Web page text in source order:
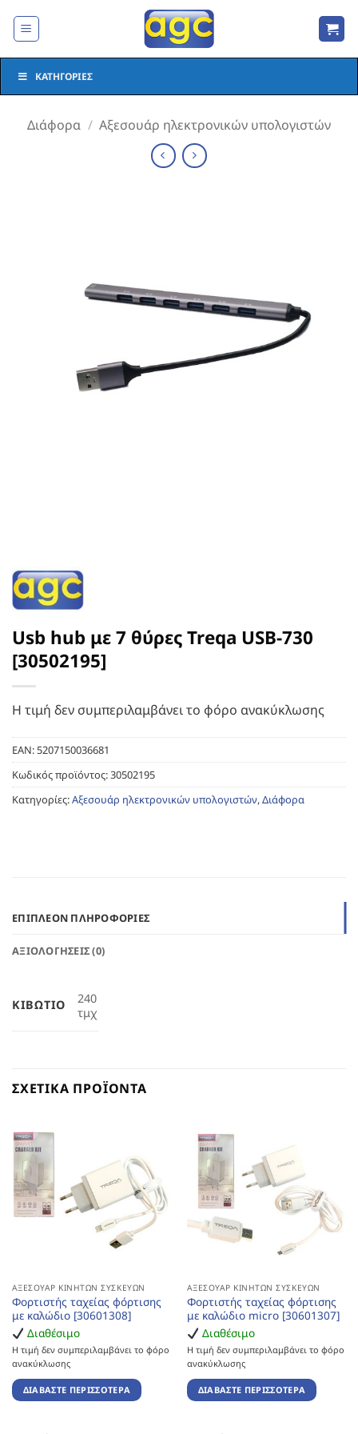
στο
ΚΑΤΗΓΟΡΊΕΣ
Διάφορα / Αξεσουάρ ηλεκτρονικών υπολογιστών
Usb hub με 7 θύρες Treqa USB-730
[30502195]
Η τιμή δεν συμπεριλαμβάνει το φόρο ανακύκλωσης
EAN:5207150036681
Κωδικός προϊόντος:30502195
Κατηγορίες:Αξεσουάρ ηλεκτρονικών υπολογιστών,Διάφορα
ΕΠΙΠΛΈΟΝ ΠΛΗΡΟΦΟΡΊΕΣ
ΑΞΙΟΛΟΓΉΣΕΙΣ (0)
ΚΙΒΏΤΙΟ
240
τμχ
ΣΧΕΤΙΚΆ ΠΡΟΪΌΝΤΑ
ΑΞΕΣΟΥΆΡ ΚΙΝΗΤΏΝ ΣΥΣΚΕΥΏΝ
Φορτιστής ταχείας φόρτισης
με καλώδιο [30601308]
Διαθέσιμο
Η τιμή δεν συμπεριλαμβάνει το φόρο
ανακύκλωσης
ΔΙΑΒΆΣΤΕ ΠΕΡΙΣΣΌΤΕΡΑ
ΑΞΕΣΟΥΆΡ ΚΙΝΗΤΏΝ ΣΥΣΚΕΥΏΝ
Φορτιστής ταχείας φόρτισης
με καλώδιο micro [30601307]
Διαθέσιμο
Η τιμή δεν συμπεριλαμβάνει το φόρο
ανακύκλωσης
ΔΙΑΒΆΣΤΕ ΠΕΡΙΣΣΌΤΕΡΑ